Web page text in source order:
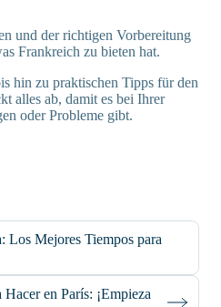
und der richtigen Vorbereitung
Frankreich zu bieten hat.
hin zu praktischen Tipps für den
alles ab, damit es bei Ihrer
oder Probleme gibt.
Los Mejores Tiempos para
en París: ¡Empieza